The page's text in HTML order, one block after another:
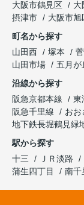
大阪市鶴見区 大
摂津市
大阪市旭
町名から探す
山田西
塚本
山田市場
五月が
沿線から探す
阪急京都本線
東
阪急千里線
おお
地下鉄長堀鶴見緑
駅から探す
十三
ＪＲ淡路
蒲生四丁目
南千